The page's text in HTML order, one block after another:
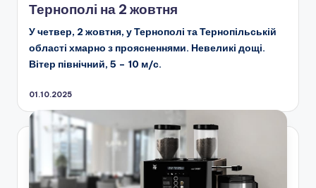
Тернополі на 2 жовтня
У четвер, 2 жовтня, у Тернополі та Тернопільській
області хмарно з проясненнями. Невеликі дощі.
Вітер північний, 5 – 10 м/с.
01.10.2025